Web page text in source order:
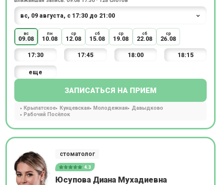
вс
09.08
пн
10.08
ср
12.08
сб
15.08
ср
19.08
сб
22.08
ср
26.08
17:30 17:45 18:00 18:15
еще
ЗАПИСАТЬСЯ НА ПРИЕМ
Крылатское Кунцевская Молодежная
Давыдково
Рабочий Посёлок
стоматолог
4.3
Юсупова Диана Мухадиевна